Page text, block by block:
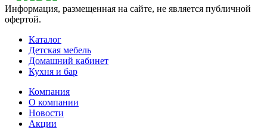
Информация, размещенная на сайте, не является публичной
офертой.
Каталог
Детская мебель
Домашний кабинет
Кухня и бар
Компания
О компании
Новости
Акции